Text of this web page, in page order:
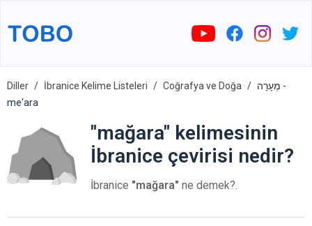
Diller İbranice Kelime Listeleri Coğrafya ve Doğa
מְעָרָה -
me'ara
"mağara" kelimesinin
İbranice çevirisi nedir?
İbranice "mağara" ne demek?.